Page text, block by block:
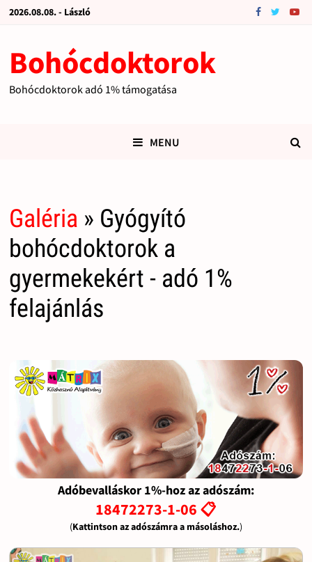
2026.08.08. - László
Bohócdoktorok
Bohócdoktorok adó 1% támogatása
MENU
Galéria » Gyógyító
bohócdoktorok a
gyermekekért - adó 1%
felajánlás
Adóbevalláskor 1%-hoz az adószám:
18472273-1-06 📋
(Kattintson az adószámra a másoláshoz.)